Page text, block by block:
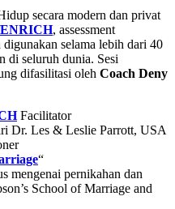
secara modern dan privat
, assessment
selama lebih dari 40
di seluruh dunia. Sesi
difasilitasi oleh Coach Deny
Facilitator
Dr. Les & Leslie Parrott, USA
“
mengenai pernikahan dan
School of Marriage and